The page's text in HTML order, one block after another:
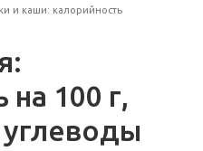
и каши: калорийность
на 100 г,